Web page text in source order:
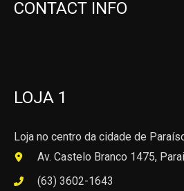
CONTACT INFO
LOJA 1
Loja no centro da cidade de
Av. Castelo Branco 1475,
(63) 3602-1643